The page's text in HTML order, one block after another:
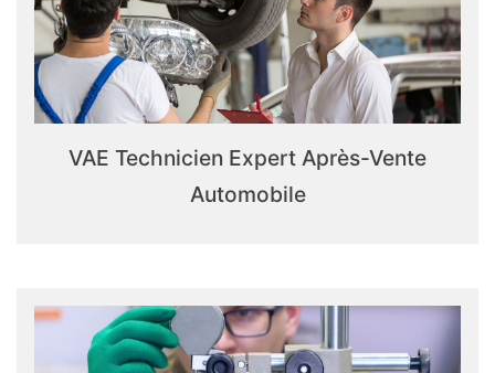
VAE Technicien Expert Après-Vente
Automobile